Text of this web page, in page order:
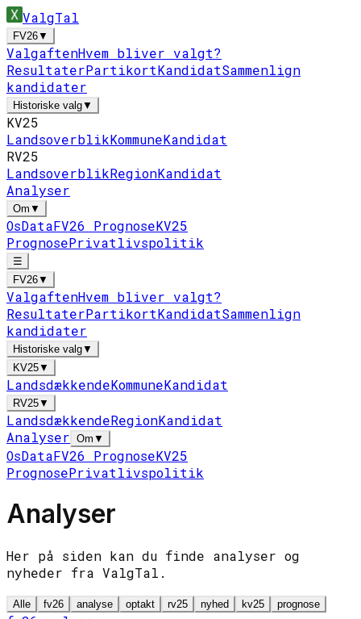
ValgTal
FV26▼
ValgaftenHvem bliver valgt?
ResultaterPartikortKandidatSammenlign
kandidater
Historiske valg▼
KV25
LandsoverblikKommuneKandidat
RV25
LandsoverblikRegionKandidat
Analyser
Om ▼
OsDataFV26 PrognoseKV25
PrognosePrivatlivspolitik
☰
FV26▼
ValgaftenHvem bliver valgt?
ResultaterPartikortKandidatSammenlign
kandidater
Historiske valg▼
KV25▼
LandsdækkendeKommuneKandidat
RV25▼
LandsdækkendeRegionKandidat
Analyser Om ▼
OsDataFV26 PrognoseKV25
PrognosePrivatlivspolitik
Analyser
Her på siden kan du finde analyser og
nyheder fra ValgTal.
Alle fv26 analyse optakt rv25 nyhed kv25 prognose